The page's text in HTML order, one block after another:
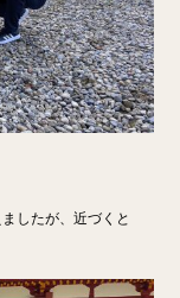
したが、近づくと